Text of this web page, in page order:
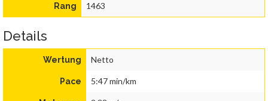
Rang 1463
Details
Wertung Netto
Pace 5:47 min/km